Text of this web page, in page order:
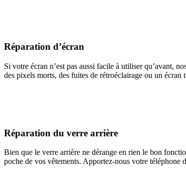
Réparation d’écran
Si votre écran n’est pas aussi facile à utiliser qu’avant,
des pixels morts, des fuites de rétroéclairage ou un écran
Réparation du verre arrière
Bien que le verre arrière ne dérange en rien le bon
poche de vos vêtements. Apportez-nous votre